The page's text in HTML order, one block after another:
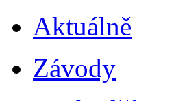
Aktuálně
Závody